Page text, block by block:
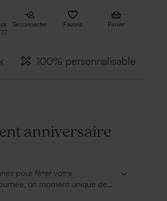
Se connecter Favoris Panier
100% personnalisable
anniversaire
pour fêter votre
un moment unique de